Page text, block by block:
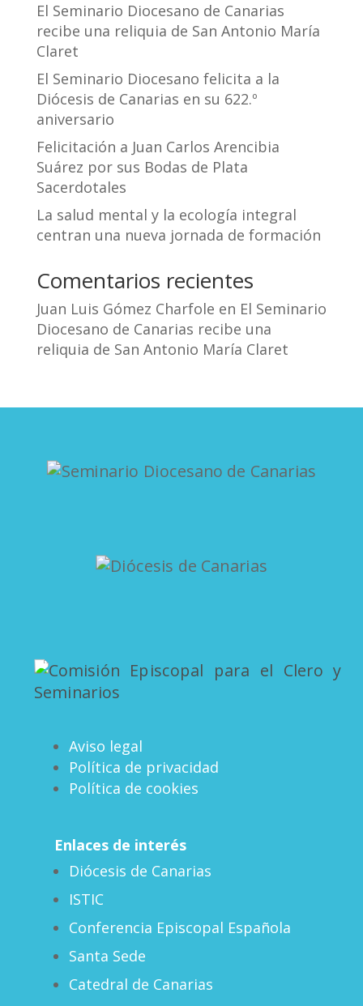
El Seminario Diocesano de Canarias
recibe una reliquia de San Antonio María
Claret
El Seminario Diocesano felicita a la
Diócesis de Canarias en su 622.º
aniversario
Felicitación a Juan Carlos Arencibia
Suárez por sus Bodas de Plata
Sacerdotales
La salud mental y la ecología integral
centran una nueva jornada de formación
Comentarios recientes
Juan Luis Gómez Charfole en El Seminario
Diocesano de Canarias recibe una
reliquia de San Antonio María Claret
Aviso legal
Política de privacidad
Política de cookies
Enlaces de interés
Diócesis de Canarias
ISTIC
Conferencia Episcopal Española
Santa Sede
Catedral de Canarias